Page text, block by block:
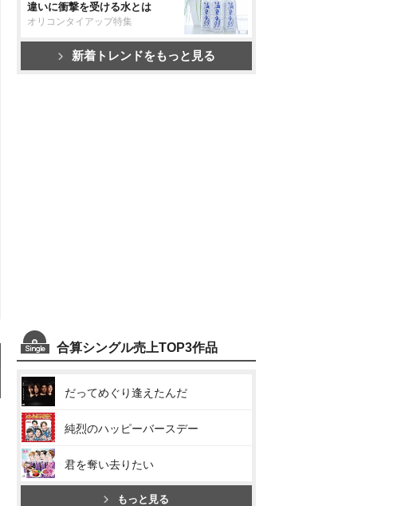
違いに衝撃を受ける水とは
オリコンタイアップ特集
新着トレンドをもっと見る
合算シングル売上TOP3作品
だってめぐり逢えたんだ
純烈のハッピーバースデー
君を奪い去りたい
もっと見る